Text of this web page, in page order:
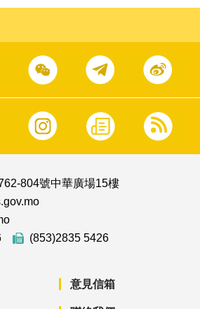
804號中華廣場15樓
(853)2835 5426
意見信箱